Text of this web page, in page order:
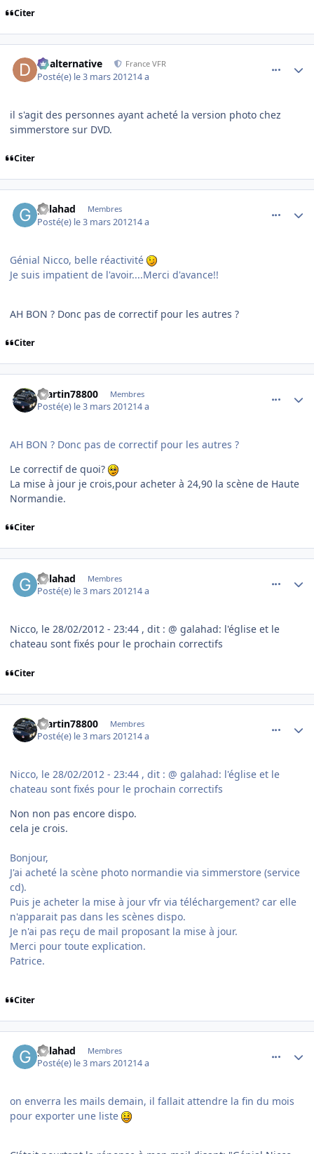
Citer
dbalternative France VFR
Posté(e) le 3 mars 201214 a
il s'agit des personnes ayant acheté la version photo chez
simmerstore sur DVD.
Citer
galahad Membres
Posté(e) le 3 mars 201214 a
Génial Nicco, belle réactivité
Je suis impatient de l'avoir....Merci d'avance!!
AH BON ? Donc pas de correctif pour les autres ?
Citer
martin78800 Membres
Posté(e) le 3 mars 201214 a
AH BON ? Donc pas de correctif pour les autres ?
Le correctif de quoi?
La mise à jour je crois,pour acheter à 24,90 la scène de Haute
Normandie.
Citer
galahad Membres
Posté(e) le 3 mars 201214 a
Nicco, le 28/02/2012 - 23:44 , dit : @ galahad: l'église et le
chateau sont fixés pour le prochain correctifs
Citer
martin78800 Membres
Posté(e) le 3 mars 201214 a
Nicco, le 28/02/2012 - 23:44 , dit : @ galahad: l'église et le
chateau sont fixés pour le prochain correctifs
Non non pas encore dispo.
cela je crois.
Bonjour,
J'ai acheté la scène photo normandie via simmerstore (service
cd).
Puis je acheter la mise à jour vfr via téléchargement? car elle
n'apparait pas dans les scènes dispo.
Je n'ai pas reçu de mail proposant la mise à jour.
Merci pour toute explication.
Patrice.
Citer
galahad Membres
Posté(e) le 3 mars 201214 a
on enverra les mails demain, il fallait attendre la fin du mois
pour exporter une liste